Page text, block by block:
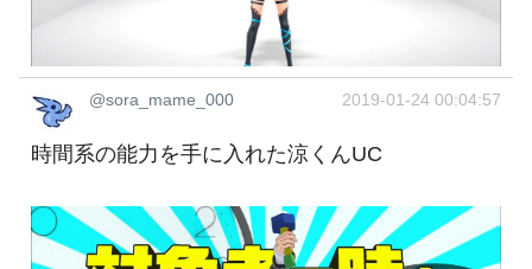
@sora_mame_000 2019-01-24 00:04:57
時間系の能力を手に入れた涼くんUC